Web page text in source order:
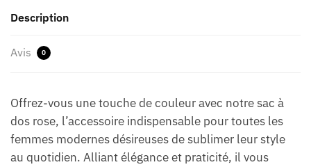
Description
Avis 0
Offrez-vous une touche de couleur avec notre sac à
dos rose, l’accessoire indispensable pour toutes les
femmes modernes désireuses de sublimer leur style
au quotidien. Alliant élégance et praticité, il vous